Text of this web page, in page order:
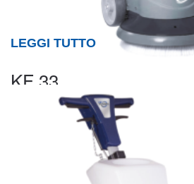
KF 33
LEGGI TUTTO